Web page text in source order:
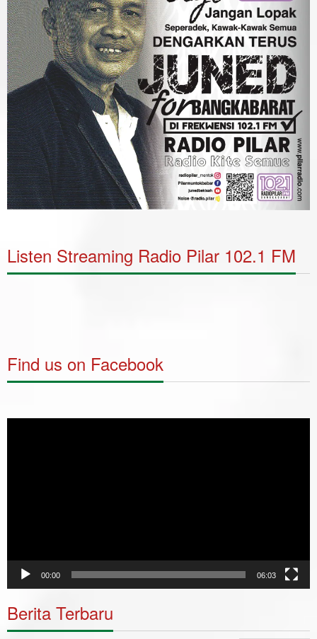
Listen Streaming Radio Pilar 102.1 FM
Find us on Facebook
00:00 06:03
Berita Terbaru